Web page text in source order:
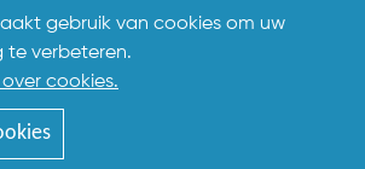
gebruik van cookies om uw
te verbeteren.
cookies.